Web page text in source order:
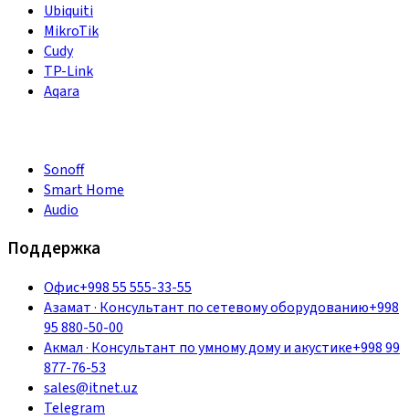
Ubiquiti
MikroTik
Cudy
TP-Link
Aqara
Sonoff
Smart Home
Audio
Поддержка
Офис+998 55 555-33-55
Азамат· Консультант по сетевому оборудованию+998
95 880-50-00
Акмал· Консультант по умному дому и акустике+998 99
877-76-53
sales@itnet.uz
Telegram